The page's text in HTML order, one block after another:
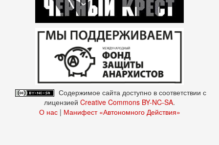
Содержимое сайта доступно в соответствии с
лицензией Creative Commons BY-NC-SA.
О нас| Манифест «Автономного Действия»